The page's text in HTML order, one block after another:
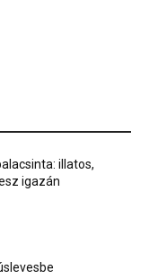
illatos,
igazán